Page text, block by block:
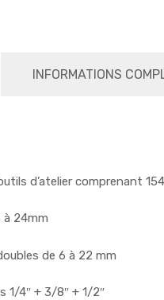
INFORMATIONS
d’atelier comprenant
à 24mm
de 6 à 22 mm
1/4″ + 3/8″ + 1/2″